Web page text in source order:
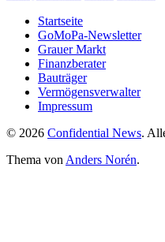
Startseite
GoMoPa-Newsletter
Grauer Markt
Finanzberater
Bauträger
Vermögensverwalter
Impressum
© 2026 Confidential News.
Thema von Anders Norén.